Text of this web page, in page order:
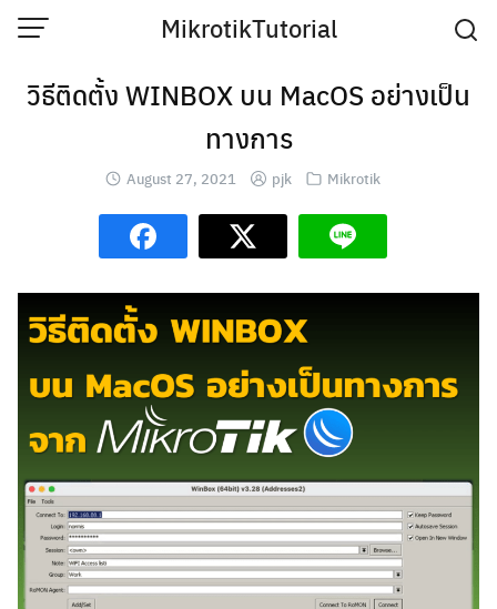
Skip
MikrotikTutorial
วิธีติดตั้ง WINBOX บน MacOS อย่างเป็น
ทางการ
August 27, 2021 pjk Mikrotik